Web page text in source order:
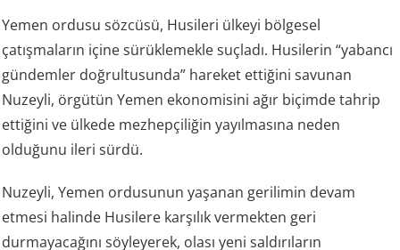
Yemen ordusu sözcüsü, Husileri ülkeyi bölgesel
çatışmaların içine sürüklemekle suçladı. Husilerin “yabancı
gündemler doğrultusunda” hareket ettiğini savunan
Nuzeyli, örgütün Yemen ekonomisini ağır biçimde tahrip
ettiğini ve ülkede mezhepçiliğin yayılmasına neden
olduğunu ileri sürdü.
Nuzeyli, Yemen ordusunun yaşanan gerilimin devam
etmesi halinde Husilere karşılık vermekten geri
durmayacağını söyleyerek, olası yeni saldırıların